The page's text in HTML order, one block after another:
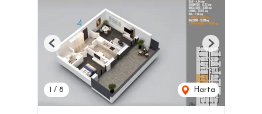
1 / 8 Harta
Previous Next